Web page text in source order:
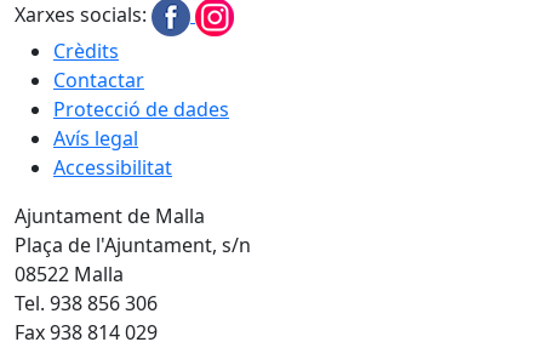
Xarxes socials:
Crèdits
Contactar
Protecció de dades
Avís legal
Accessibilitat
Ajuntament de Malla
Plaça de l'Ajuntament, s/n
08522 Malla
Tel. 938 856 306
Fax 938 814 029